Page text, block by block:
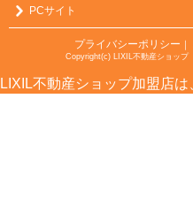
PCサイト
プライバシーポリシー ｜
Copyright(c) LIXIL不動産ショッ
LIXIL不動産ショップ加盟店